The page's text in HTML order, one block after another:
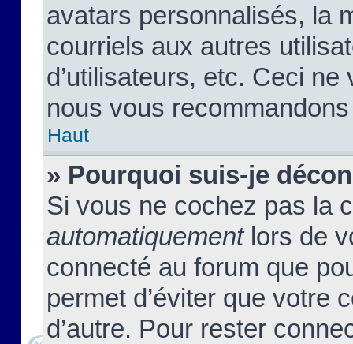
avatars personnalisés, la
courriels aux autres
d’utilisateurs, etc. Ceci
nous vous
Haut
» Pourquoi suis-je
Si vous ne cochez pas la
automatiquementlors de
connecté au forum que
permet d’éviter que votre
d’autre. Pour rester